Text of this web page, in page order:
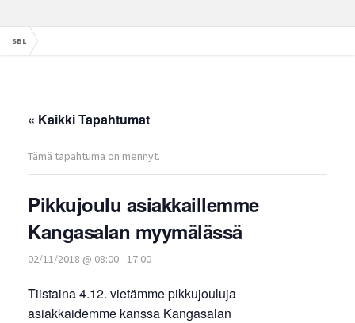
SBL
« Kaikki Tapahtumat
Tämä tapahtuma on mennyt.
Pikkujoulu asiakkaillemme
Kangasalan myymälässä
02/11/2018 @ 08:00- 17:00
Tiistaina 4.12. vietämme pikkujouluja
asiakkaidemme kanssa Kangasalan